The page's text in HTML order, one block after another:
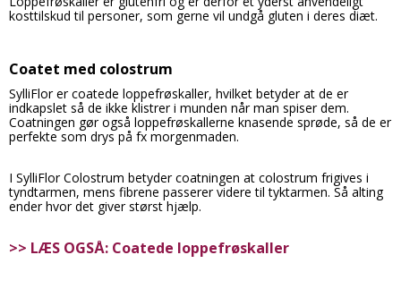
kosttilskud til personer, som gerne vil undgå gluten i deres diæt.
Coatet med colostrum
SylliFlor er coatede loppefrøskaller, hvilket betyder at de er
indkapslet så de ikke klistrer i munden når man spiser dem.
Coatningen gør også loppefrøskallerne knasende sprøde, så de er
perfekte som drys på fx morgenmaden.
I SylliFlor Colostrum betyder coatningen at colostrum frigives i
tyndtarmen, mens fibrene passerer videre til tyktarmen. Så alting
ender hvor det giver størst hjælp.
>> LÆS OGSÅ: Coatede loppefrøskaller